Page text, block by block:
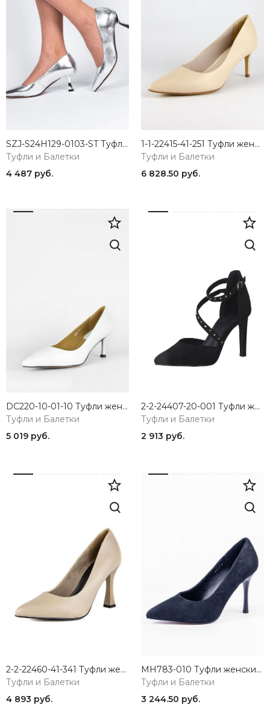
SZJ-S24H129-0103-ST Туфли женские Madella
Туфли и Балетки
4 487 руб.
1-1-22415-41-251 Туфли женские Tamaris
Туфли и Балетки
6 828.50 руб.
DC220-10-01-10 Туфли женские DINO RICCI
Туфли и Балетки
5 019 руб.
2-2-24407-20-001 Туфли женские Marco Tozzi
Туфли и Балетки
2 913 руб.
2-2-22460-41-341 Туфли женские Marco Tozzi
Туфли и Балетки
4 893 руб.
MH783-010 Туфли женские Baden
Туфли и Балетки
3 244.50 руб.